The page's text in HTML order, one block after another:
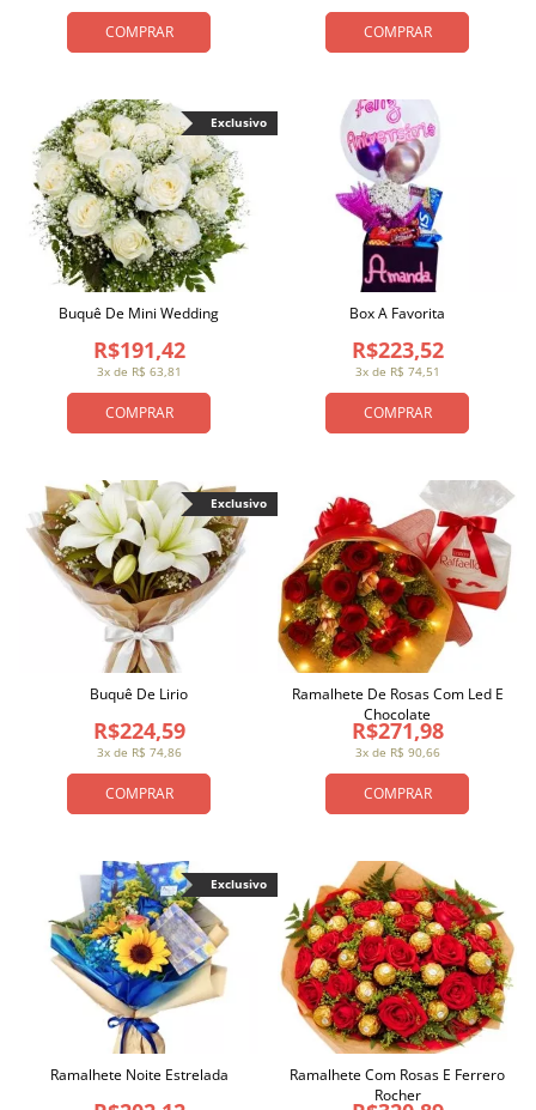
COMPRAR COMPRAR
COMPRAR
3x de R$ 63,81
R$191,42
Buquê De Mini Wedding
Exclusivo
COMPRAR
3x de R$ 74,51
R$223,52
Box A Favorita
COMPRAR
3x de R$ 74,86
R$224,59
Buquê De Lirio
Exclusivo
COMPRAR
3x de R$ 90,66
R$271,98
Ramalhete De Rosas Com Led E
Chocolate
Ramalhete Noite Estrelada
Exclusivo
Ramalhete Com Rosas E Ferrero
Rocher